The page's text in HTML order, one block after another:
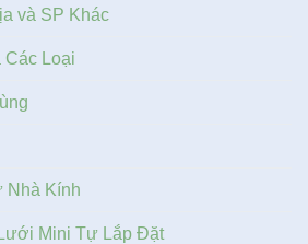
và SP Khác
Các Loại
Nhà Kính
Mini Tự Lắp Đặt